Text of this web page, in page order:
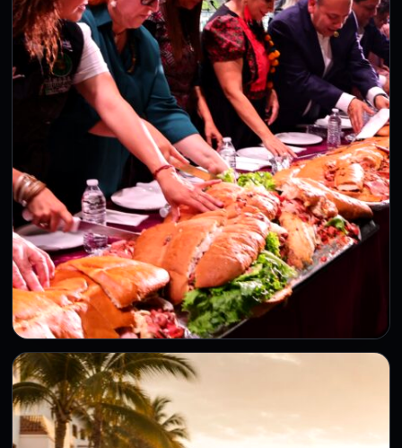
CDMX
Megatorta de más de 1.7 toneladas
marca el arranque de la Feria de la Torta
2026 en CDMX